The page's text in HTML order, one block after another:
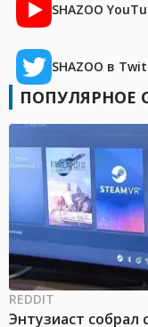
SHAZOO
SHAZOO в
ПОПУЛЯРНОЕ
REDDIT
Энтузиаст